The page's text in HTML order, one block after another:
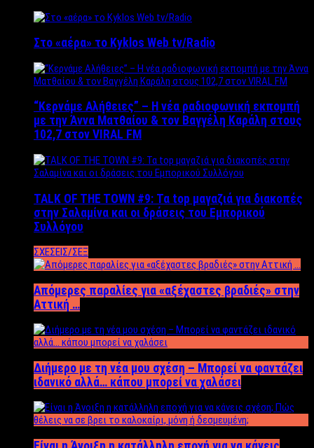
Στο «αέρα» το Kyklos Web tv/Radio
“Kερνάμε Αλήθειες” – Η νέα ραδιοφωνική εκπομπή
με την Άννα Ματθαίου & τον Βαγγέλη Καράλη στους
102,7 στον VIRAL FM
TALK OF THE TOWN #9: Τα top μαγαζιά για διακοπές
στην Σαλαμίνα και οι δράσεις του Εμπορικού
Συλλόγου
ΣΧΕΣΕΙΣ/ΣΕΞ
Απόμερες παραλίες για «αξέχαστες βραδιές» στην
Αττική …
Διήμερο με τη νέα μου σχέση – Μπορεί να φαντάζει
ιδανικό αλλά… κάπου μπορεί να χαλάσει